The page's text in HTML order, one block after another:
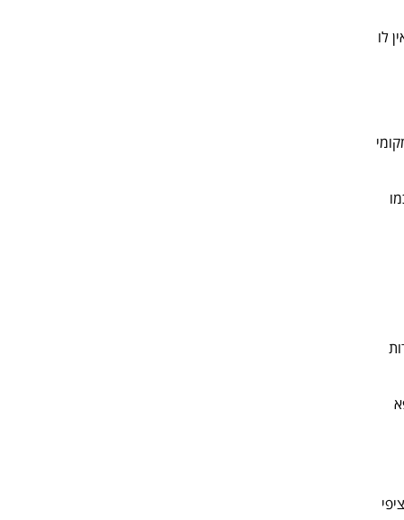
לו